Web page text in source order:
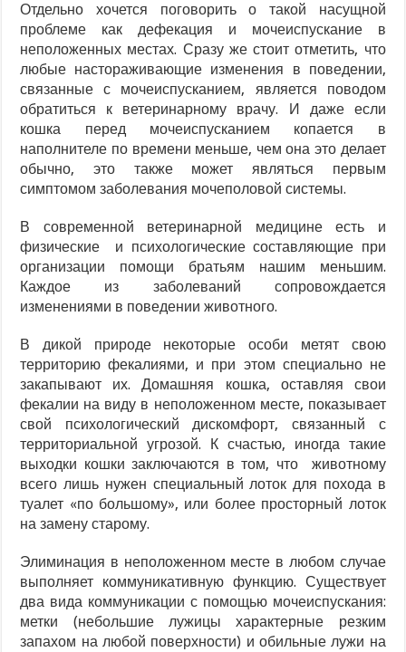
Отдельно хочется поговорить о такой насущной
проблеме как дефекация и мочеиспускание в
неположенных местах. Сразу же стоит отметить, что
любые настораживающие изменения в поведении,
связанные с мочеиспусканием, является поводом
обратиться к ветеринарному врачу. И даже если
кошка перед мочеиспусканием копается в
наполнителе по времени меньше, чем она это делает
обычно, это также может являться первым
симптомом заболевания мочеполовой системы.
В современной ветеринарной медицине есть и
физические и психологические составляющие при
организации помощи братьям нашим меньшим.
Каждое из заболеваний сопровождается
изменениями в поведении животного.
В дикой природе некоторые особи метят свою
территорию фекалиями, и при этом специально не
закапывают их. Домашняя кошка, оставляя свои
фекалии на виду в неположенном месте, показывает
свой психологический дискомфорт, связанный с
территориальной угрозой. К счастью, иногда такие
выходки кошки заключаются в том, что животному
всего лишь нужен специальный лоток для похода в
туалет «по большому», или более просторный лоток
на замену старому.
Элиминация в неположенном месте в любом случае
выполняет коммуникативную функцию. Существует
два вида коммуникации с помощью мочеиспускания:
метки (небольшие лужицы характерные резким
запахом на любой поверхности) и обильные лужи на